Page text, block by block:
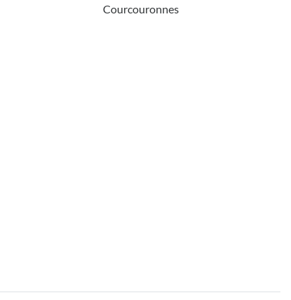
Courcouronnes